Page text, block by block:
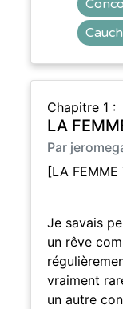
Chapitre 1 :
LA
Par
[LA FEMME
Je savais
un rêve
vraiment
un autre